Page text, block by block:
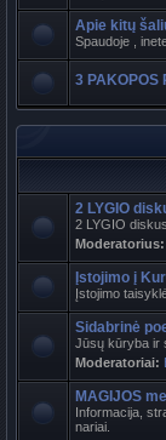
Apie kitų
Spaudoje ,
3 PAKOPOS
2 LYGIO
2 LYGIO
Moderatorius:
Įstojimo į
Įstojimo
Sidabrinė
Jūsų kūryba ir
Moderatoriai:
MAGIJOS
Informacija,
nariai.